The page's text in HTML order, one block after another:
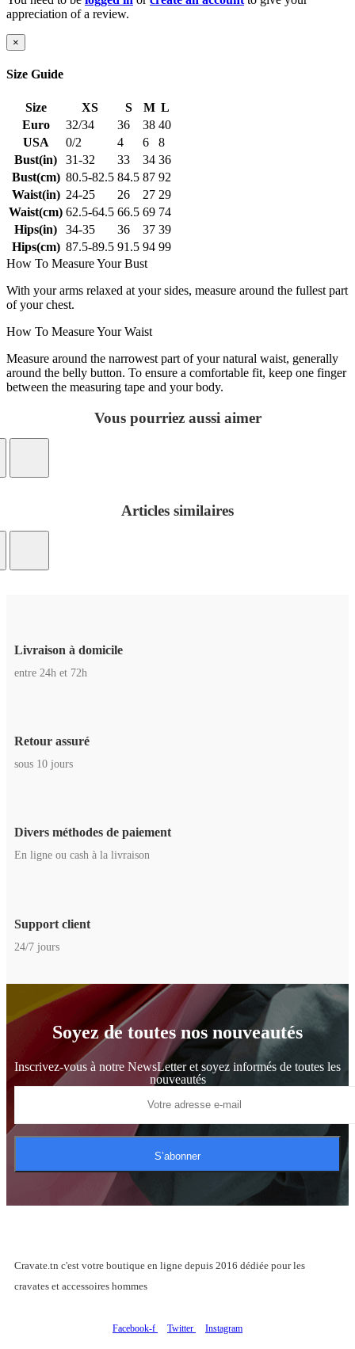
appreciation of a review.
×
Size Guide
Size XS S M L
Euro
32/34 36 38 40
USA
0/2 4 6
8
Bust(in)
31-32 33 34 36
Bust(cm) 80.5-82.5 84.5 87 92
Waist(in) 24-25 26 27 29
Waist(cm) 62.5-64.5 66.5 69 74
Hips(in)
34-35 36 37 39
Hips(cm) 87.5-89.5 91.5 94 99
How To Measure Your Bust
With your arms relaxed at your sides, measure around the fullest part
of your chest.
How To Measure Your Waist
Measure around the narrowest part of your natural waist, generally
around the belly button. To ensure a comfortable fit, keep one finger
between the measuring tape and your body.
Vous pourriez aussi aimer
Articles similaires
Livraison à domicile
entre 24h et 72h
Retour assuré
sous 10 jours
Divers méthodes de paiement
En ligne ou cash à la livraison
Support client
24/7 jours
Soyez de toutes nos nouveautés
Inscrivez-vous à notre NewsLetter et soyez informés de toutes les
nouveautés
S’abonner
Cravate.tn c'est votre boutique en ligne depuis 2016 dédiée pour les
cravates et accessoires hommes
Facebook-f Twitter Instagram